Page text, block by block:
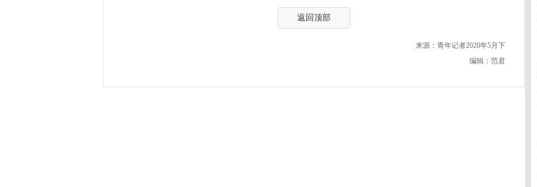
返回顶部
来源：青年记者2020年5月下
编辑：范君